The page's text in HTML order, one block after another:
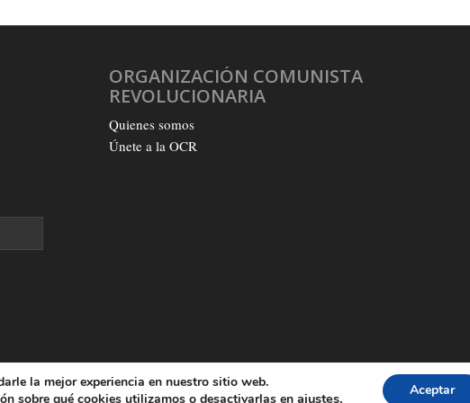
ORGANIZACIÓN COMUNISTA
REVOLUCIONARIA
Quienes somos
Únete a la OCR
la mejor experiencia en nuestro sitio web.
sobre qué cookies utilizamos o desactivarlas en ajustes. Aceptar